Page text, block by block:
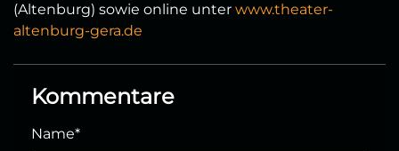
(Altenburg) sowie online unter www.theater-
altenburg-gera.de
Kommentare
Name*